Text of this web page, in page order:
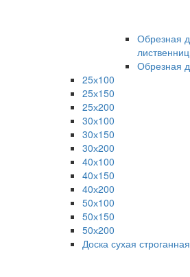
Обрезная
Обрезная
25х100
25х150
25х200
30х100
30х150
30х200
40х100
40х150
40х200
50х100
50х150
50х200
Доска сухая строганная